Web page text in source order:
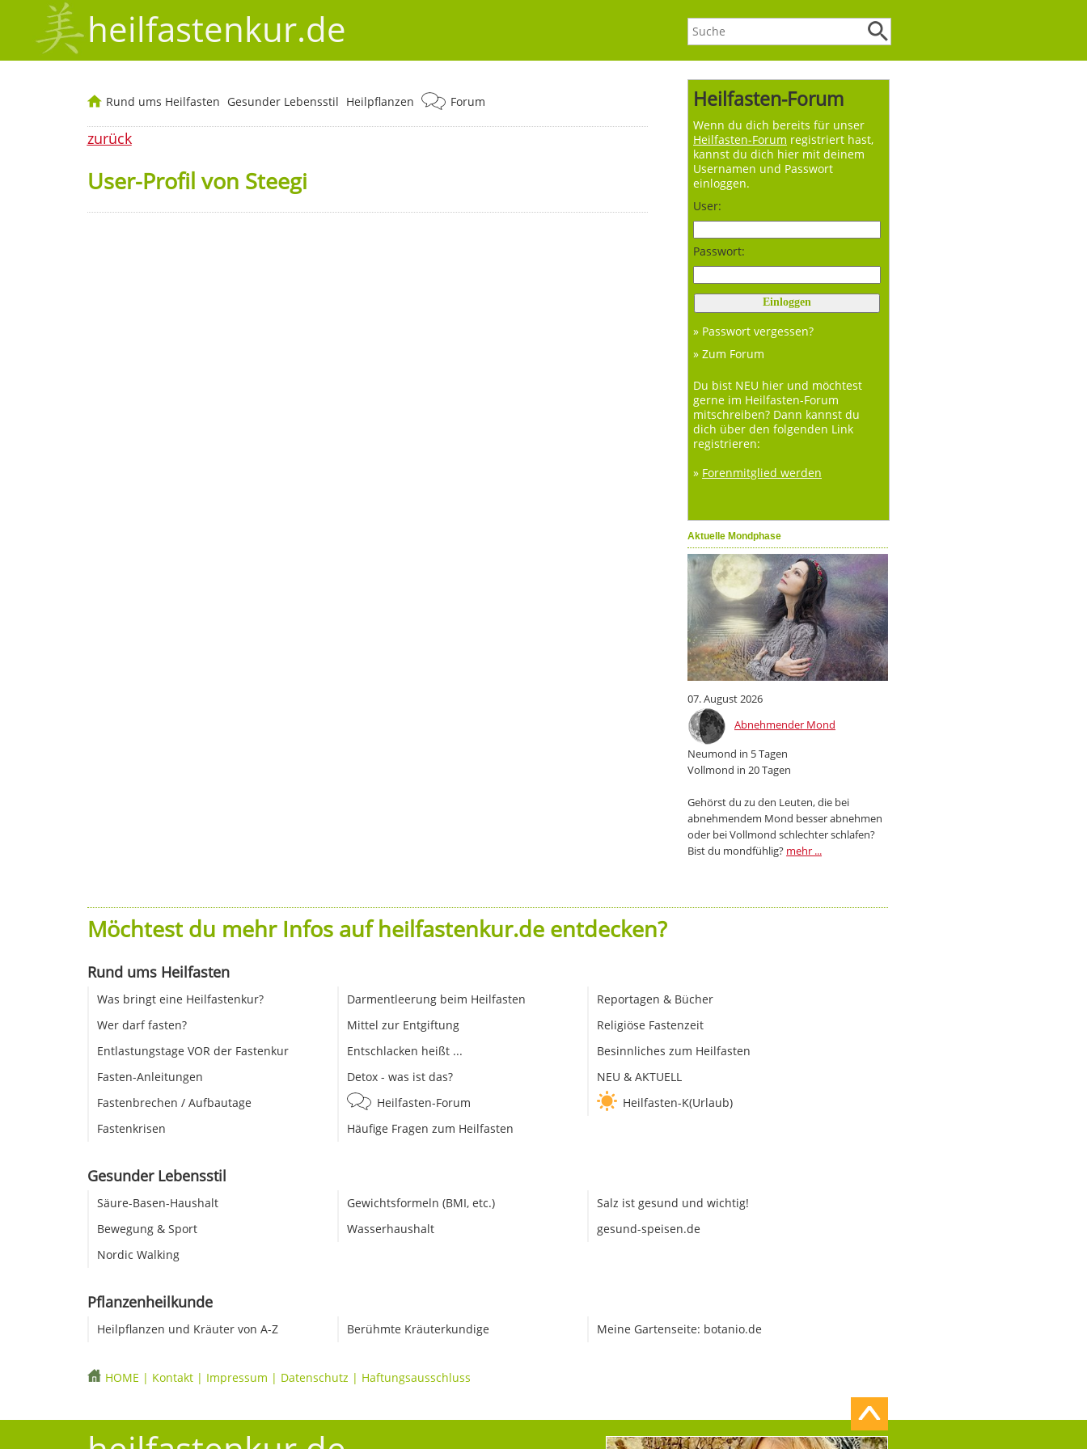
heilfastenkur.de
Heilfasten-Forum
Wenn du dich bereits für unser
Heilfasten-Forum registriert hast,
kannst du dich hier mit deinem
Usernamen und Passwort
einloggen.
User:
Passwort:
» Passwort vergessen?
» Zum Forum
Du bist NEU hier und möchtest
gerne im Heilfasten-Forum
mitschreiben? Dann kannst du
dich über den folgenden Link
registrieren:
» Forenmitglied werden
Aktuelle Mondphase
07. August 2026
Abnehmender Mond
Neumond in 5 Tagen
Vollmond in 20 Tagen
Gehörst du zu den Leuten, die bei
abnehmendem Mond besser abnehmen
oder bei Vollmond schlechter schlafen?
Bist du mondfühlig? mehr ...
Rund ums Heilfasten Gesunder Lebensstil Heilpflanzen Forum
zurück
User-Profil von Steegi
Möchtest du mehr Infos auf heilfastenkur.de entdecken?
Rund ums Heilfasten
Was bringt eine Heilfastenkur?
Wer darf fasten?
Entlastungstage VOR der Fastenkur
Fasten-Anleitungen
Fastenbrechen / Aufbautage
Fastenkrisen
Darmentleerung beim Heilfasten
Mittel zur Entgiftung
Entschlacken heißt ...
Detox - was ist das?
Heilfasten-Forum
Häufige Fragen zum Heilfasten
Reportagen & Bücher
Religiöse Fastenzeit
Besinnliches zum Heilfasten
NEU & AKTUELL
Heilfasten-K(Urlaub)
Gesunder Lebensstil
Säure-Basen-Haushalt
Bewegung & Sport
Nordic Walking
Gewichtsformeln (BMI, etc.)
Wasserhaushalt
Salz ist gesund und wichtig!
gesund-speisen.de
Pflanzenheilkunde
Heilpflanzen und Kräuter von A-Z Berühmte Kräuterkundige Meine Gartenseite: botanio.de
HOME | Kontakt| Impressum | Datenschutz | Haftungsausschluss